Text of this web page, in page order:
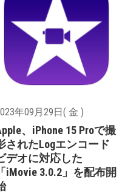
年09月29日( 金 )
、iPhone 15 Proで撮
されたLogエンコード
デオに対応した
「iMovie 3.0.2」を配布開